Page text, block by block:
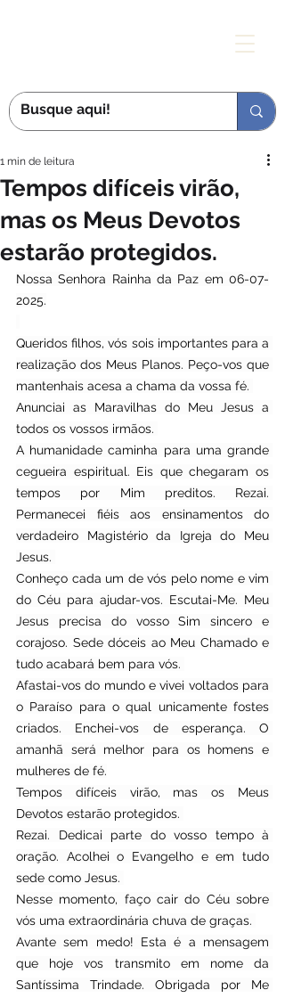
Tempos difíceis virão,
mas os Meus Devotos
estarão protegidos.
1 min de leitura
Nossa Senhora Rainha da Paz em 06-07-
2025.
Queridos filhos, vós sois importantes para a
realização dos Meus Planos. Peço-vos que
mantenhais acesa a chama da vossa fé.
Anunciai as Maravilhas do Meu Jesus a
todos os vossos irmãos.
A humanidade caminha para uma grande
cegueira espiritual. Eis que chegaram os
tempos por Mim preditos. Rezai.
Permanecei fiéis aos ensinamentos do
verdadeiro Magistério da Igreja do Meu
Jesus.
Conheço cada um de vós pelo nome e vim
do Céu para ajudar-vos. Escutai-Me. Meu
Jesus precisa do vosso Sim sincero e
corajoso. Sede dóceis ao Meu Chamado e
tudo acabará bem para vós.
Afastai-vos do mundo e vivei voltados para
o Paraíso para o qual unicamente fostes
criados. Enchei-vos de esperança. O
amanhã será melhor para os homens e
mulheres de fé.
Tempos difíceis virão, mas os Meus
Devotos estarão protegidos.
Rezai. Dedicai parte do vosso tempo à
oração. Acolhei o Evangelho e em tudo
sede como Jesus.
Nesse momento, faço cair do Céu sobre
vós uma extraordinária chuva de graças.
Avante sem medo! Esta é a mensagem
que hoje vos transmito em nome da
Santíssima Trindade. Obrigada por Me